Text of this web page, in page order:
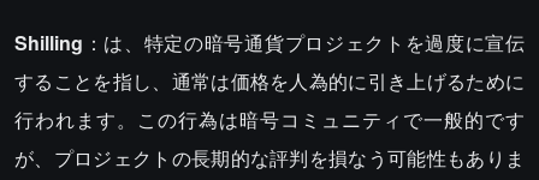
Shilling ：は、特定の暗号通貨プロジェクトを過度に宣伝
することを指し、通常は価格を人為的に引き上げるために
行われます。この行為は暗号コミュニティで一般的です
が、プロジェクトの長期的な評判を損なう可能性もありま